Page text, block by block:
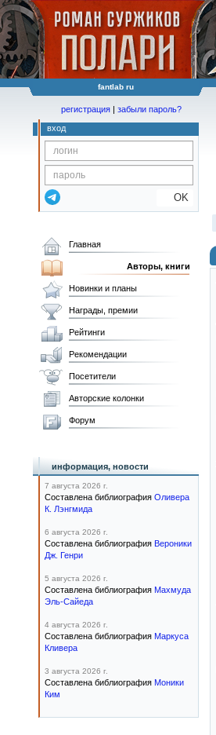
fantlab ru
регистрация | забыли пароль?
вход
OK
Главная
Авторы, книги
Новинки и планы
Награды, премии
Рейтинги
Рекомендации
Посетители
Авторские колонки
Форум
информация, новости
7 августа 2026 г.
Составлена библиография Оливера
К. Лэнгмида
6 августа 2026 г.
Составлена библиография Вероники
Дж. Генри
5 августа 2026 г.
Составлена библиография Махмуда
Эль-Сайеда
4 августа 2026 г.
Составлена библиография Маркуса
Кливера
3 августа 2026 г.
Составлена библиография Моники
Ким